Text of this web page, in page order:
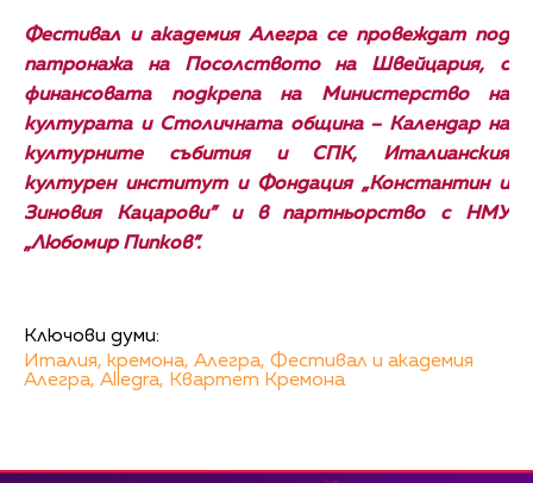
Фестивал и академия Алегра се провеждат под
патронажа на Посолството на Швейцария, с
финансовата подкрепа на Министерство на
културата и Столичната община – Календар на
културните събития и СПК, Италианския
културен институт и Фондация „Константин и
Зиновия Кацарови” и в партньорство с НМУ
„Любомир Пипков”.
Ключови думи:
Италия, кремона, Алегра, Фестивал и академия
Алегра, Allegra, Квартет Кремона